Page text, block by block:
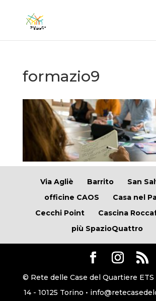
formazio9
Via Agliè Barrito
San
officine CAOS
Casa nel
Cecchi Point
Cascina
più SpazioQuattro
© Rete delle Case del Quartiere ETS
14 - 10125 Torino •